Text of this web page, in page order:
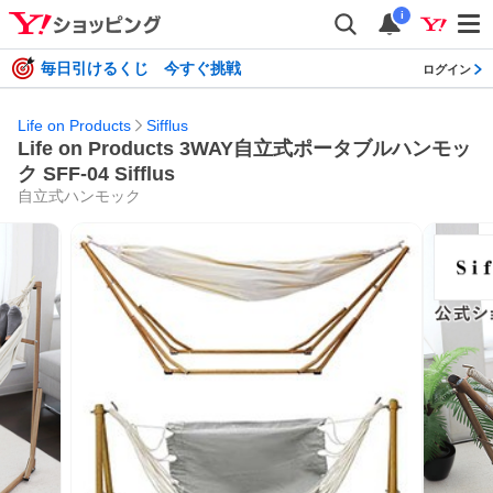
i
毎日引けるくじ 今すぐ挑戦 ログイン
Life on Products Sifflus
Life on Products 3WAY自立式ポータブルハンモッ
ク SFF-04 Sifflus
自立式ハンモック